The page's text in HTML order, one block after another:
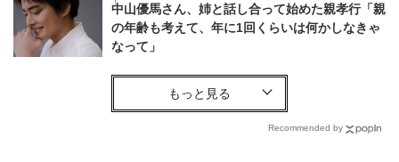
中山優馬さん、姉と話し合って始めた親孝行「親
の年齢も考えて、年に1回くらいは何かしなきゃ
なって」
Lifestyle
26年夏の【開運アクション】は”ひと拭き”習
Recommended by